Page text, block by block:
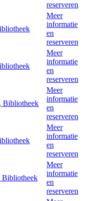
reserveren
Meer
informatie
en
reserveren
Meer
informatie
en
reserveren
Bibliotheek
Meer
informatie
en
reserveren
Meer
informatie
en
reserveren
Bibliotheek
Meer
informatie
en
reserveren